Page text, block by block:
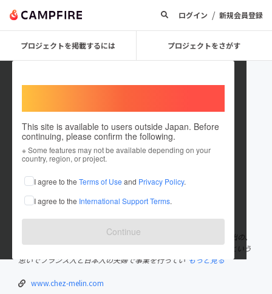
ログイン / 新規会員登録
プロジェクトを掲載するには プロジェクトをさがす
This site is available to users outside Japan. Before
continuing, please confirm the following.
※ Some features may not be available depending on your
country, region, or project.
I agree to the Terms of Use and Privacy Policy.
I agree to the International Support Terms.
Continue
melin
これまでに2回支援して5件のプロジェクトを投稿しています
在住国：日本 現在地：長野県
出身国：日本 出身地：東京都
株式会社ムラン家は2018年8月創業。 フランスを中心に日本未進出の、
日々の暮らしにイノベーションをもたらす商品の輸入を行いたいという
思いでフランス人と日本人の夫婦で事業を行ってい もっと見る
www.chez-melin.com